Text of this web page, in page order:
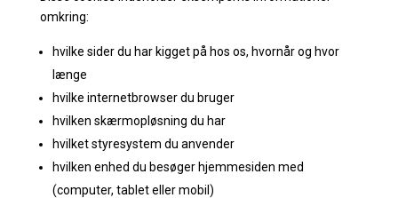
omkring:
hvilke sider du har kigget på hos os, hvornår og hvor
længe
hvilke internetbrowser du bruger
hvilken skærmopløsning du har
hvilket styresystem du anvender
hvilken enhed du besøger hjemmesiden med
(computer, tablet eller mobil)